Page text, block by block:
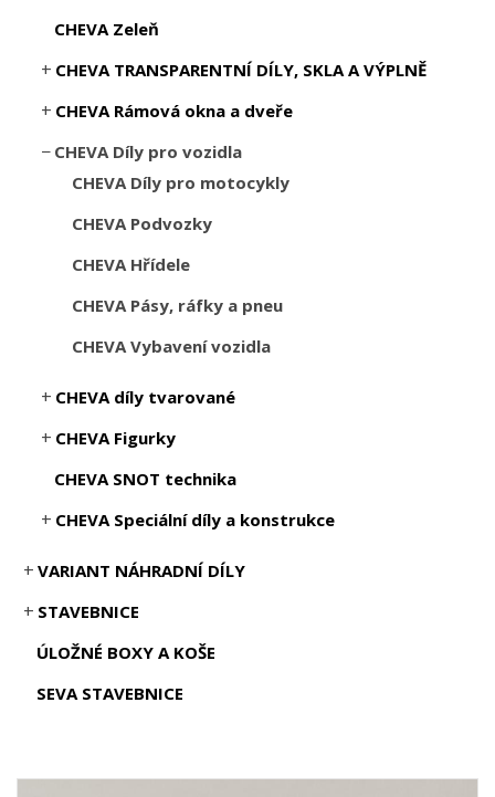
CHEVA Zeleň
CHEVA TRANSPARENTNÍ DÍLY, SKLA A VÝPLNĚ
CHEVA Rámová okna a dveře
CHEVA Díly pro vozidla
CHEVA Díly pro motocykly
CHEVA Podvozky
CHEVA Hřídele
CHEVA Pásy, ráfky a pneu
CHEVA Vybavení vozidla
CHEVA díly tvarované
CHEVA Figurky
CHEVA SNOT technika
CHEVA Speciální díly a konstrukce
VARIANT NÁHRADNÍ DÍLY
STAVEBNICE
ÚLOŽNÉ BOXY A KOŠE
SEVA STAVEBNICE